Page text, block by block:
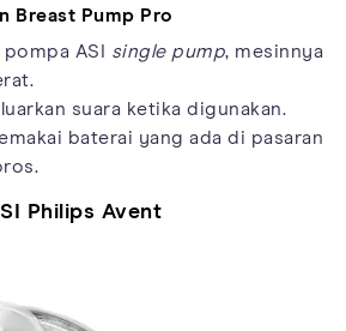
Breast Pump Pro
ASI single pump, mesinnya
suara ketika digunakan.
baterai yang ada di pasaran
Philips Avent